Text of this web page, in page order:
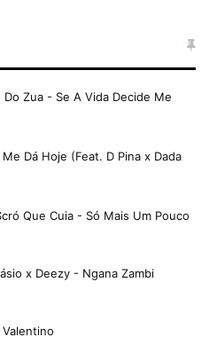
Do Zua - Se A Vida Decide Me
Dá Hoje (Feat. D Pina x Dada
Que Cuia - Só Mais Um Pouco
x Deezy - Ngana Zambi